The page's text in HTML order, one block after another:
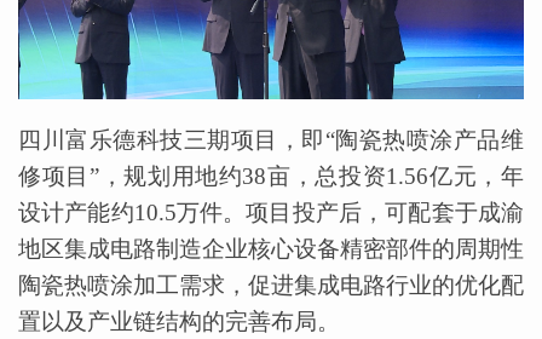
四川富乐德科技三期项目，即“陶瓷热喷涂产品维
修项目”，规划用地约38亩，总投资1.56亿元，年
设计产能约10.5万件。项目投产后，可配套于成渝
地区集成电路制造企业核心设备精密部件的周期性
陶瓷热喷涂加工需求，促进集成电路行业的优化配
置以及产业链结构的完善布局。